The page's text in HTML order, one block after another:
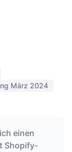
März 2024
einen
Shopify-